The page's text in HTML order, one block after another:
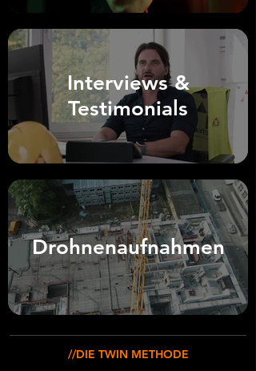
Interviews &
Testimonials
Drohnenaufnahmen
//DIE TWIN METHODE